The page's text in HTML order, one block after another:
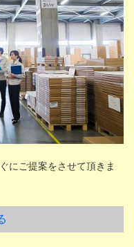
にご提案をさせて頂きま